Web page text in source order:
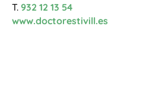
T. 932 12 13 54
www.doctorestivill.es